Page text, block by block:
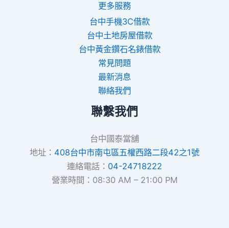
更多服務
台中手機3C借款
台中土地房屋借款
台中黃金鑽石名錶借款
常見問題
最新消息
聯絡我們
聯繫我們
台中國泰當舖
地址： 408台中市南屯區五權西路二段42之1號
連絡電話： 04-24718222
營業時間：08:30 AM – 21:00 PM